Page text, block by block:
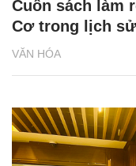
VĂN HÓA
Cuốn sách làm
Cơ trong lịch sử